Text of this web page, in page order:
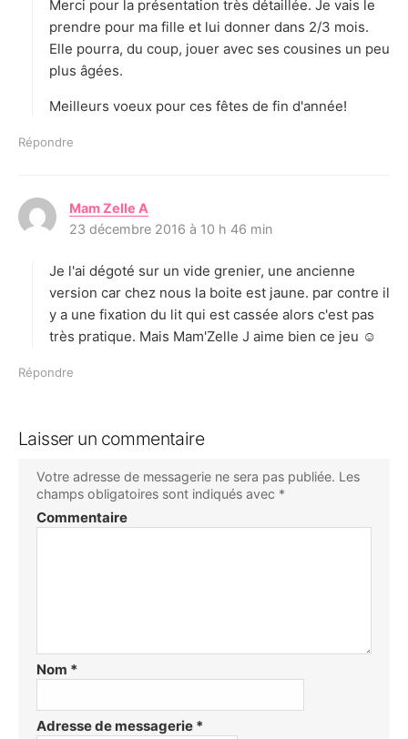
:
Merci pour la présentation très détaillée. Je vais le
prendre pour ma fille et lui donner dans 2/3 mois.
Elle pourra, du coup, jouer avec ses cousines un peu
plus âgées.
Meilleurs voeux pour ces fêtes de fin d'année!
Répondre
Mam Zelle A
i
:
23 décembre 2016 à 10 h 46 min
Je l'ai dégoté sur un vide grenier, une ancienne
version car chez nous la boite est jaune. par contre il
y a une fixation du lit qui est cassée alors c'est pas
très pratique. Mais Mam'Zelle J aime bien ce jeu ☺
Répondre
Laisser un commentaire
Votre adresse de messagerie ne sera pas publiée. Les
champs obligatoires sont indiqués avec *
Commentaire
Nom *
Adresse de messagerie *